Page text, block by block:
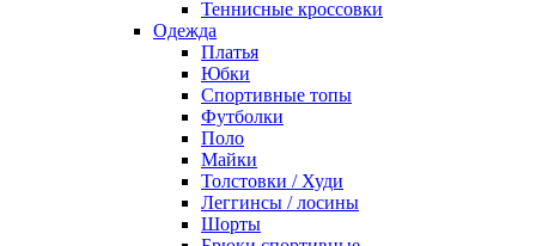
Теннисные кроссовки
Одежда
Платья
Юбки
Спортивные топы
Футболки
Поло
Майки
Толстовки / Худи
Леггинсы / лосины
Шорты